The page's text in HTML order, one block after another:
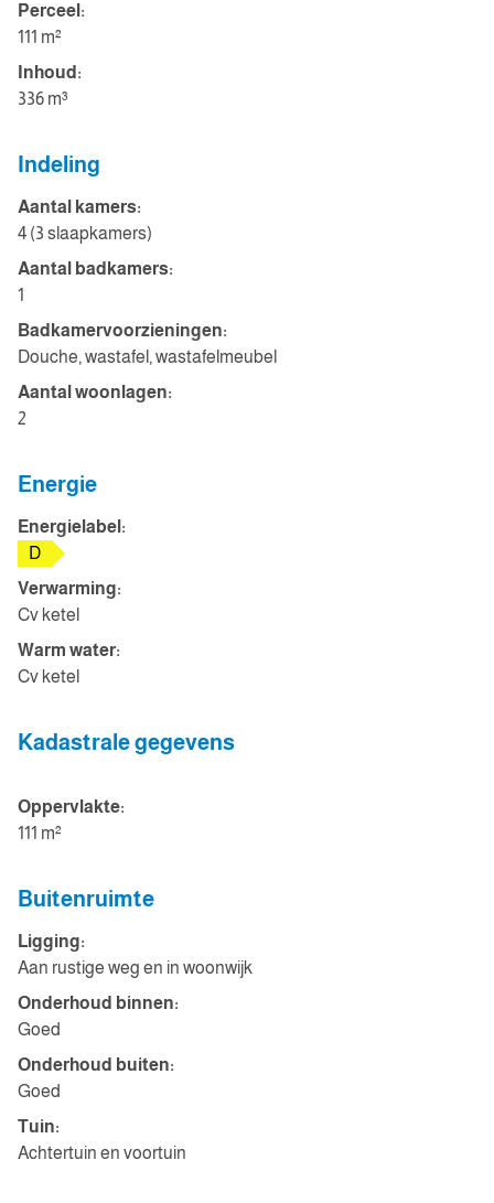
Perceel:
111 m²
Inhoud:
336 m³
Indeling
Aantal kamers:
4 (3 slaapkamers)
Aantal badkamers:
1
Badkamervoorzieningen:
Douche, wastafel, wastafelmeubel
Aantal woonlagen:
2
Energie
Energielabel:
D
Verwarming:
Cv ketel
Warm water:
Cv ketel
Kadastrale gegevens
Oppervlakte:
111 m²
Buitenruimte
Ligging:
Aan rustige weg en in woonwijk
Onderhoud binnen:
Goed
Onderhoud buiten:
Goed
Tuin:
Achtertuin en voortuin